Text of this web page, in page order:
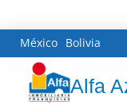
México Bolivia
Alfa